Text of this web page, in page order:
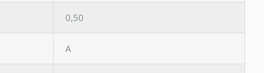
0,50
A